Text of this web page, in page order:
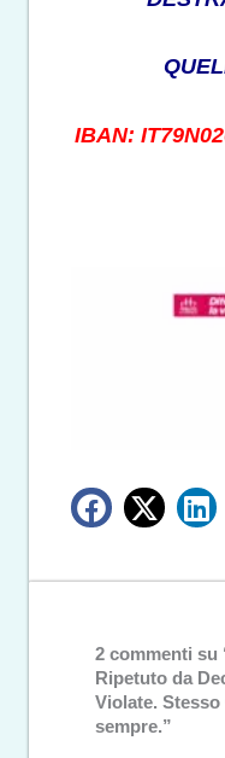
IBAN:
2 commenti su
Ripetuto da
Violate.
sempre.”